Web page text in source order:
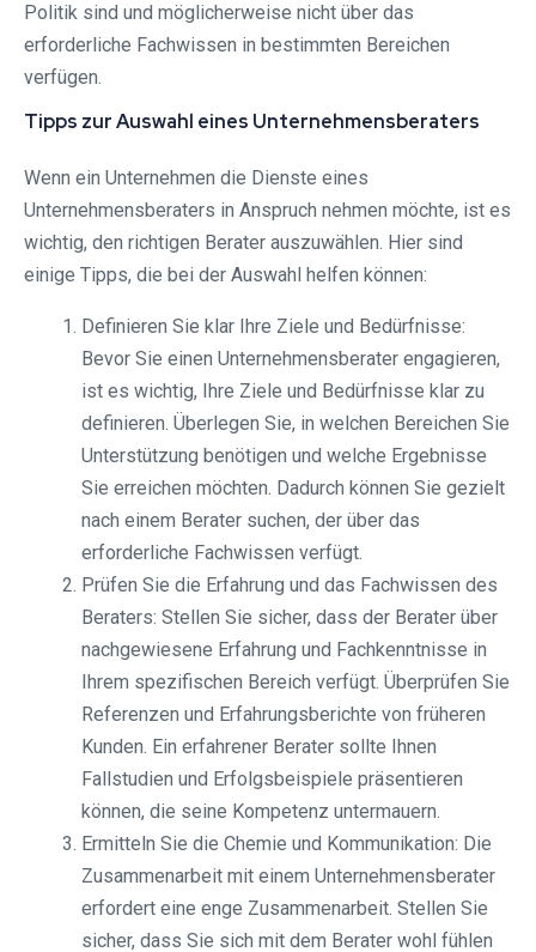
Politik sind und möglicherweise nicht über das
erforderliche Fachwissen in bestimmten Bereichen
verfügen.
Tipps zur Auswahl eines Unternehmensberaters
Wenn ein Unternehmen die Dienste eines
Unternehmensberaters in Anspruch nehmen möchte, ist es
wichtig, den richtigen Berater auszuwählen. Hier sind
einige Tipps, die bei der Auswahl helfen können:
Definieren Sie klar Ihre Ziele und Bedürfnisse:
Bevor Sie einen Unternehmensberater engagieren,
ist es wichtig, Ihre Ziele und Bedürfnisse klar zu
definieren. Überlegen Sie, in welchen Bereichen Sie
Unterstützung benötigen und welche Ergebnisse
Sie erreichen möchten. Dadurch können Sie gezielt
nach einem Berater suchen, der über das
erforderliche Fachwissen verfügt.
Prüfen Sie die Erfahrung und das Fachwissen des
Beraters: Stellen Sie sicher, dass der Berater über
nachgewiesene Erfahrung und Fachkenntnisse in
Ihrem spezifischen Bereich verfügt. Überprüfen Sie
Referenzen und Erfahrungsberichte von früheren
Kunden. Ein erfahrener Berater sollte Ihnen
Fallstudien und Erfolgsbeispiele präsentieren
können, die seine Kompetenz untermauern.
Ermitteln Sie die Chemie und Kommunikation: Die
Zusammenarbeit mit einem Unternehmensberater
erfordert eine enge Zusammenarbeit. Stellen Sie
sicher, dass Sie sich mit dem Berater wohl fühlen